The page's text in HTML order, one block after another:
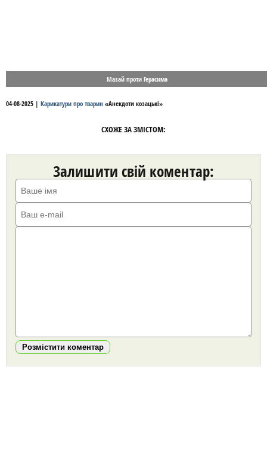
Мазай проти Герасима
04-08-2025 | Карикатури про тварин «Анекдоти козацькі»
СХОЖЕ ЗА ЗМІСТОМ:
Залишити свій коментар:
Розмістити коментар